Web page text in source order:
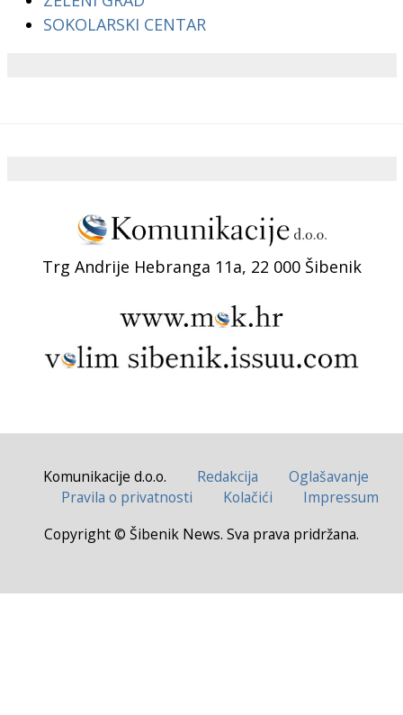
SOKOLARSKI CENTAR
Trg Andrije Hebranga 11a, 22 000 Šibenik
Komunikacije d.o.o. Redakcija
Oglašavanje
Pravila o privatnosti
Kolačići
Impressum
Copyright © Šibenik News. Sva prava pridržana.